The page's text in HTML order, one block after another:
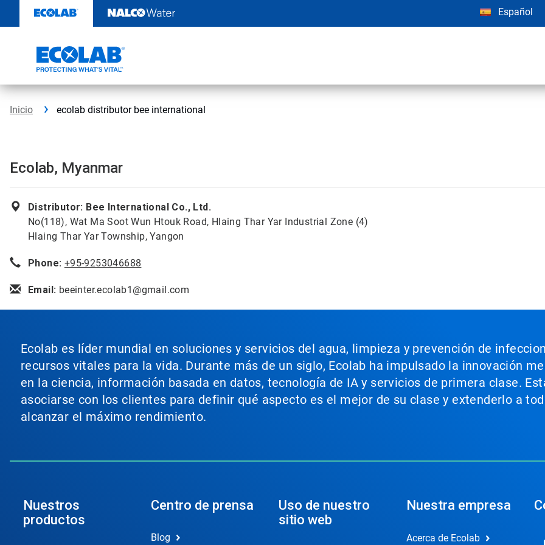
contenido
Español
Inicio ecolab distributor bee international
Ecolab, Myanmar
Distributor: Bee International Co., Ltd.
No(118), Wat Ma Soot Wun Htouk Road, Hlaing Thar Yar Industrial Zone (4)
Hlaing Thar Yar Township, Yangon
Phone: +95-9253046688
Email: beeinter.ecolab1@gmail.com
Ecolab es líder mundial en soluciones y servicios del agua, limpieza y prevención de
recursos vitales para la vida. Durante más de un siglo, Ecolab ha impulsado la innovación
en la ciencia, información basada en datos, tecnología de IA y servicios de primera clase.
asociarse con los clientes para definir qué aspecto es el mejor de su clase y extenderlo a
alcanzar el máximo rendimiento.
Nuestros
productos
Centro de prensa
Blog
Uso de nuestro
sitio web
Nuestra empresa
Acerca de Ecolab